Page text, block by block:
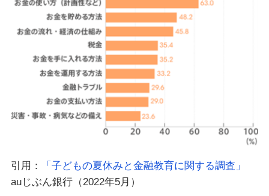
引用：
「子どもの夏休みと金融教育に関する調査」
auじぶん銀行（2022年5月）